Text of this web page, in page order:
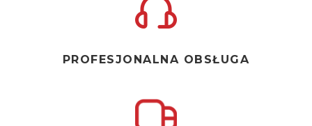
PROFESJONALNA OBSŁUGA